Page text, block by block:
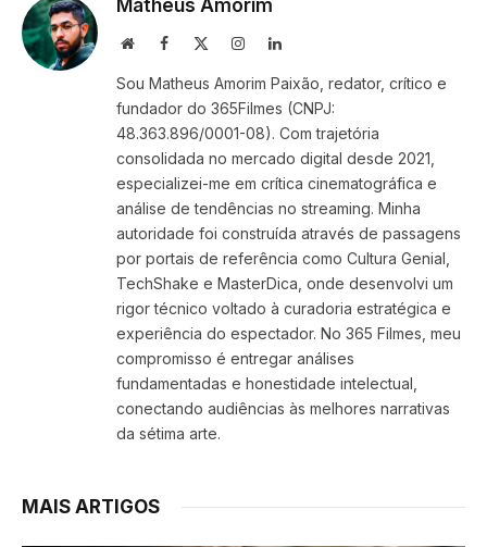
Matheus Amorim
WebsiteFacebook InstagramLinkedIn
Sou Matheus Amorim Paixão, redator, crítico e
fundador do 365Filmes (CNPJ:
48.363.896/0001-08). Com trajetória
consolidada no mercado digital desde 2021,
especializei-me em crítica cinematográfica e
análise de tendências no streaming. Minha
autoridade foi construída através de passagens
por portais de referência como Cultura Genial,
TechShake e MasterDica, onde desenvolvi um
rigor técnico voltado à curadoria estratégica e
experiência do espectador. No 365 Filmes, meu
compromisso é entregar análises
fundamentadas e honestidade intelectual,
conectando audiências às melhores narrativas
da sétima arte.
MAIS ARTIGOS